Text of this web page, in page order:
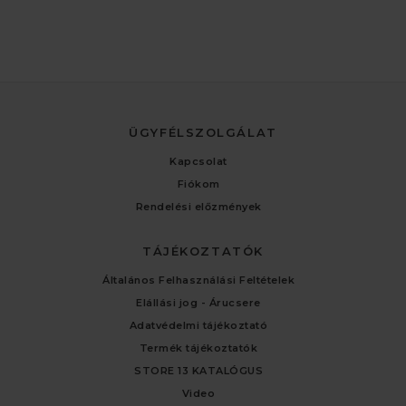
ÜGYFÉLSZOLGÁLAT
Kapcsolat
Fiókom
Rendelési előzmények
TÁJÉKOZTATÓK
Általános Felhasználási Feltételek
Elállási jog - Árucsere
Adatvédelmi tájékoztató
Termék tájékoztatók
STORE 13 KATALÓGUS
Video